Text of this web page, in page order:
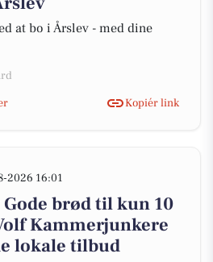
at bo i Årslev - med dine
Kopiér link
2026 16:01
brød til kun 10
Kammerjunkere
lokale tilbud